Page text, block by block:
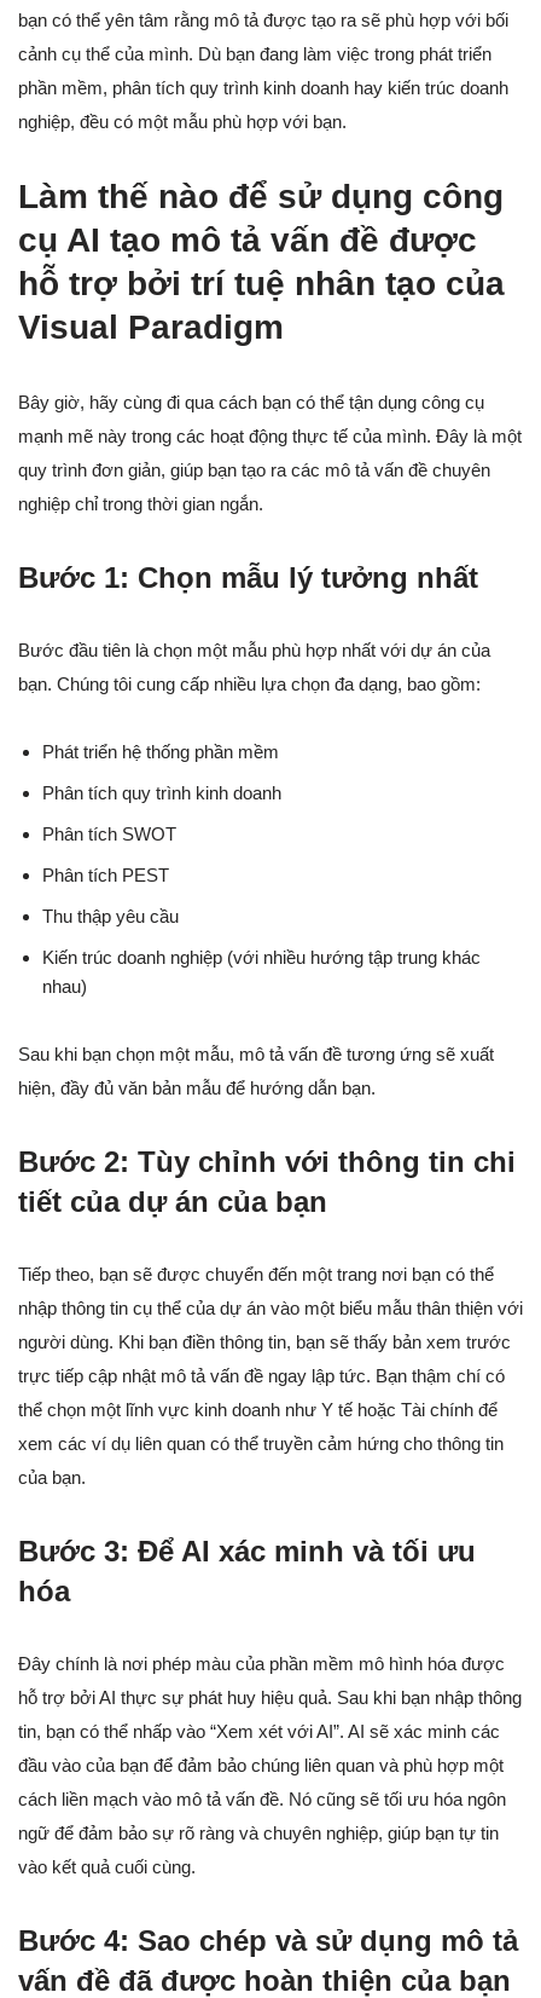
bạn có thể yên tâm rằng mô tả được tạo ra sẽ phù hợp với bối
cảnh cụ thể của mình. Dù bạn đang làm việc trong phát triển
phần mềm, phân tích quy trình kinh doanh hay kiến trúc doanh
nghiệp, đều có một mẫu phù hợp với bạn.
Làm thế nào để sử dụng công
cụ AI tạo mô tả vấn đề được
hỗ trợ bởi trí tuệ nhân tạo của
Visual Paradigm
Bây giờ, hãy cùng đi qua cách bạn có thể tận dụng công cụ
mạnh mẽ này trong các hoạt động thực tế của mình. Đây là một
quy trình đơn giản, giúp bạn tạo ra các mô tả vấn đề chuyên
nghiệp chỉ trong thời gian ngắn.
Bước 1: Chọn mẫu lý tưởng nhất
Bước đầu tiên là chọn một mẫu phù hợp nhất với dự án của
bạn. Chúng tôi cung cấp nhiều lựa chọn đa dạng, bao gồm:
Phát triển hệ thống phần mềm
Phân tích quy trình kinh doanh
Phân tích SWOT
Phân tích PEST
Thu thập yêu cầu
Kiến trúc doanh nghiệp (với nhiều hướng tập trung khác
nhau)
Sau khi bạn chọn một mẫu, mô tả vấn đề tương ứng sẽ xuất
hiện, đầy đủ văn bản mẫu để hướng dẫn bạn.
Bước 2: Tùy chỉnh với thông tin chi
tiết của dự án của bạn
Tiếp theo, bạn sẽ được chuyển đến một trang nơi bạn có thể
nhập thông tin cụ thể của dự án vào một biểu mẫu thân thiện với
người dùng. Khi bạn điền thông tin, bạn sẽ thấy bản xem trước
trực tiếp cập nhật mô tả vấn đề ngay lập tức. Bạn thậm chí có
thể chọn một lĩnh vực kinh doanh như Y tế hoặc Tài chính để
xem các ví dụ liên quan có thể truyền cảm hứng cho thông tin
của bạn.
Bước 3: Để AI xác minh và tối ưu
hóa
Đây chính là nơi phép màu của phần mềm mô hình hóa được
hỗ trợ bởi AI thực sự phát huy hiệu quả. Sau khi bạn nhập thông
tin, bạn có thể nhấp vào “Xem xét với AI”. AI sẽ xác minh các
đầu vào của bạn để đảm bảo chúng liên quan và phù hợp một
cách liền mạch vào mô tả vấn đề. Nó cũng sẽ tối ưu hóa ngôn
ngữ để đảm bảo sự rõ ràng và chuyên nghiệp, giúp bạn tự tin
vào kết quả cuối cùng.
Bước 4: Sao chép và sử dụng mô tả
vấn đề đã được hoàn thiện của bạn